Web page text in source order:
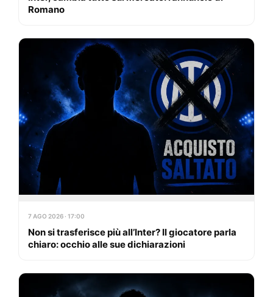
Romano
7 AGO 2026 · 17:00
Non si trasferisce più all’Inter? Il giocatore parla
chiaro: occhio alle sue dichiarazioni